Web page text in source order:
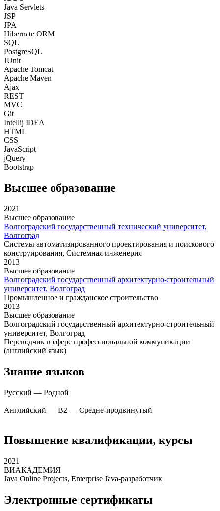
Java Servlets
JSP
JPA
Hibernate ORM
SQL
PostgreSQL
JUnit
Apache Tomcat
Apache Maven
Ajax
REST
MVC
Git
Intellij IDEA
HTML
CSS
JavaScript
jQuery
Bootstrap
Высшее образование
2021
Высшее образование
Волгоградский государственный технический университет,
Волгоград
Системы автоматизированного проектирования и поискового
конструирования, Системная инженерия
2013
Высшее образование
Волгоградский государственный архитектурно-строительный
университет, Волгоград
Промышленное и гражданское строительство
2013
Высшее образование
Волгоградский государственный архитектурно-строительный
университет, Волгоград
Переводчик в сфере профессиональной коммуникации
(английский язык)
Знание языков
Русский — Родной
Английский — B2 — Средне-продвинутый
Повышение квалификации, курсы
2021
ВИАКАДЕМИЯ
Java Online Projects, Enterprise Java-разработчик
Электронные сертификаты